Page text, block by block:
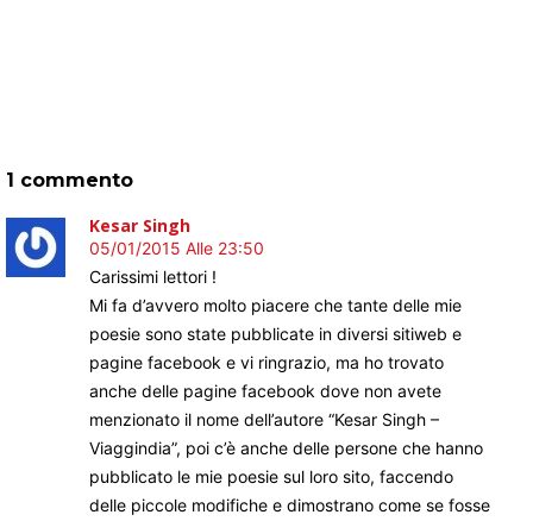
1 commento
Kesar Singh
05/01/2015 Alle 23:50
Carissimi lettori !
Mi fa d’avvero molto piacere che tante delle mie
poesie sono state pubblicate in diversi sitiweb e
pagine facebook e vi ringrazio, ma ho trovato
anche delle pagine facebook dove non avete
menzionato il nome dell’autore “Kesar Singh –
Viaggindia”, poi c’è anche delle persone che hanno
pubblicato le mie poesie sul loro sito, faccendo
delle piccole modifiche e dimostrano come se fosse